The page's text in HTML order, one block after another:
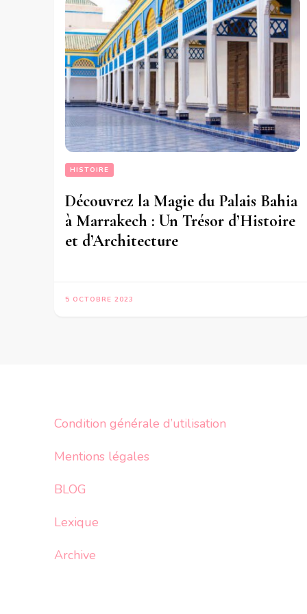
HISTOIRE
Découvrez la Magie du Palais Bahia
à Marrakech : Un Trésor d’Histoire
et d’Architecture
5 OCTOBRE 2023
Condition générale d’utilisation
Mentions légales
BLOG
Lexique
Archive